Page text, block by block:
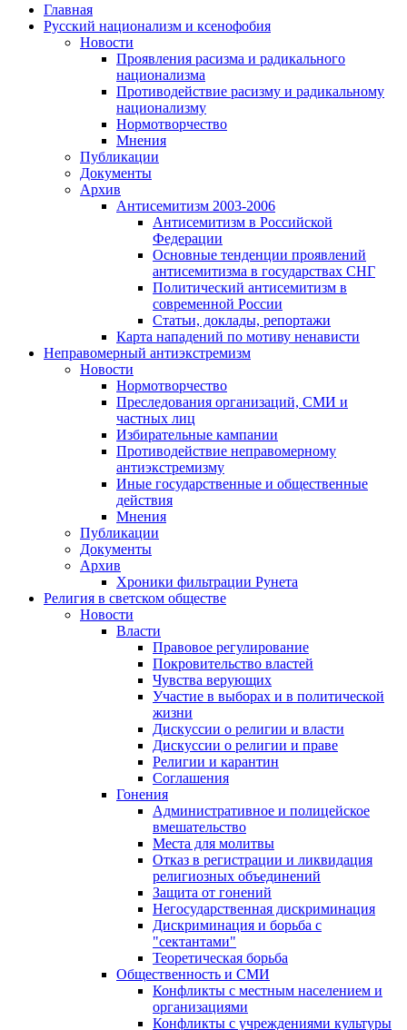
Главная
Русский национализм и ксенофобия
Новости
Проявления расизма и радикального
национализма
Противодействие расизму и радикальному
национализму
Нормотворчество
Мнения
Публикации
Документы
Архив
Антисемитизм 2003-2006
Антисемитизм в Российской
Федерации
Основные тенденции проявлений
антисемитизма в государствах СНГ
Политический антисемитизм в
современной России
Статьи, доклады, репортажи
Карта нападений по мотиву ненависти
Неправомерный антиэкстремизм
Новости
Нормотворчество
Преследования организаций, СМИ и
частных лиц
Избирательные кампании
Противодействие неправомерному
антиэкстремизму
Иные государственные и общественные
действия
Мнения
Публикации
Документы
Архив
Хроники фильтрации Рунета
Религия в светском обществе
Новости
Власти
Правовое регулирование
Покровительство властей
Чувства верующих
Участие в выборах и в политической
жизни
Дискуссии о религии и власти
Дискуссии о религии и праве
Религии и карантин
Соглашения
Гонения
Административное и полицейское
вмешательство
Места для молитвы
Отказ в регистрации и ликвидация
религиозных объединений
Защита от гонений
Негосударственная дискриминация
Дискриминация и борьба с
"сектантами"
Теоретическая борьба
Общественность и СМИ
Конфликты с местным населением и
организациями
Конфликты с учреждениями культуры